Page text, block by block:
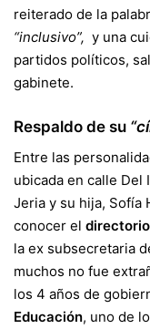
reiterado de la
“inclusivo”, y una
partidos políticos,
gabinete.
Respaldo de su
Entre las
ubicada en calle Del
Jeria y su hija, Sofía
conocer el directorio
la ex subsecretaria
muchos no fue
los 4 años de
Educación, uno de